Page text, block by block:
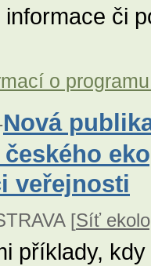
informace či
o
Nová
veřejnosti
[Síť
příklady,